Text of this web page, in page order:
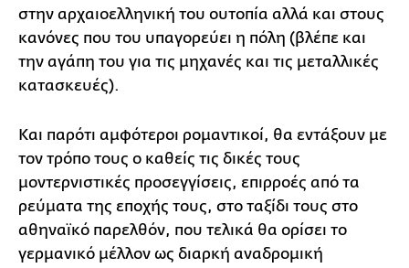
στην αρχαιοελληνική του ουτοπία αλλά και στους
κανόνες που του υπαγορεύει η πόλη (βλέπε και
την αγάπη του για τις μηχανές και τις μεταλλικές
κατασκευές).
Και παρότι αμφότεροι ρομαντικοί, θα εντάξουν με
τον τρόπο τους ο καθείς τις δικές τους
μοντερνιστικές προσεγγίσεις, επιρροές από τα
ρεύματα της εποχής τους, στο ταξίδι τους στο
αθηναϊκό παρελθόν, που τελικά θα ορίσει το
γερμανικό μέλλον ως διαρκή αναδρομική